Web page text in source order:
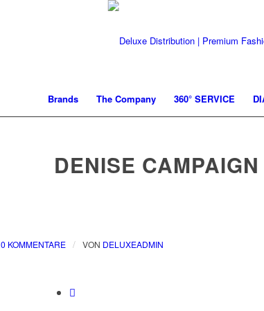
Brands The Company 360° SERVICE
DENISE
0 KOMMENTARE / VON DELUXEADMIN